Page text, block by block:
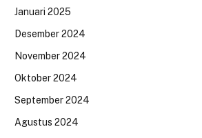
Januari 2025
Desember 2024
November 2024
Oktober 2024
September 2024
Agustus 2024